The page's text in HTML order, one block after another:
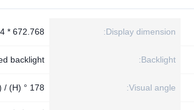
Display dimension: 672.768 * 283.824 مم (H * V)
Backlight:
backlight
Visual angle:
178 ° (H) / 178 ° (V)